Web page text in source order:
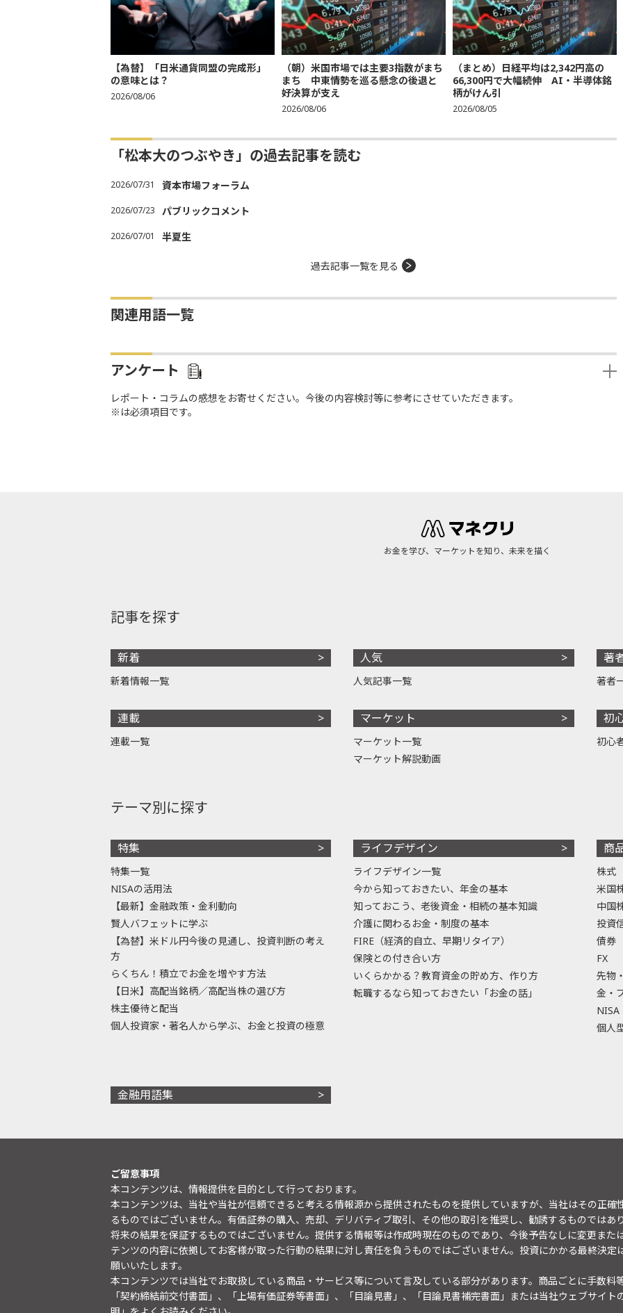
【為替】「日米通貨同盟の完成形」
の意味とは？
2026/08/06
（朝）米国市場では主要3指数がまち
まち 中東情勢を巡る懸念の後退と
好決算が支え
2026/08/06
（まとめ）日経平均は2,342円高の
66,300円で大幅続伸 AI・半導体銘
柄がけん引
2026/08/05
「松本大のつぶやき」の過去記事を読む
2026/07/31 資本市場フォーラム
2026/07/23 パブリックコメント
2026/07/01 半夏生
過去記事一覧を見る
関連用語一覧
アンケート
レポート・コラムの感想をお寄せください。今後の内容検討等に参考にさせていただきます。
※は必須項目です。
お金を学び、マーケットを知り、未来を描く
記事を探す
新着
新着情報一覧
連載
連載一覧
人気
人気記事一覧
マーケット
マーケット一覧
マーケット解説動画
著
著者
初
初心
テーマ別に探す
特集
特集一覧
NISAの活用法
【最新】金融政策・金利動向
賢人バフェットに学ぶ
【為替】米ドル円今後の見通し、投資判断の考え
方
らくちん！積立でお金を増やす方法
【日米】高配当銘柄／高配当株の選び方
株主優待と配当
個人投資家・著名人から学ぶ、お金と投資の極意
ライフデザイン
ライフデザイン一覧
今から知っておきたい、年金の基本
知っておこう、老後資金・相続の基本知識
介護に関わるお金・制度の基本
FIRE（経済的自立、早期リタイア）
保険との付き合い方
いくらかかる？教育資金の貯め方、作り方
転職するなら知っておきたい「お金の話」
商
株式
米国
中国
投資
債券
FX
先物
金・
NISA
個人
金融用語集
ご留意事項
本コンテンツは、情報提供を目的として行っております。
本コンテンツは、当社や当社が信頼できると考える情報源から提供されたものを提供していますが、当社はその正
るものではございません。有価証券の購入、売却、デリバティブ取引、その他の取引を推奨し、勧誘するものでは
将来の結果を保証するものではございません。提供する情報等は作成時現在のものであり、今後予告なしに変更また
テンツの内容に依拠してお客様が取った行動の結果に対し責任を負うものではございません。投資にかかる最終決
願いいたします。
本コンテンツでは当社でお取扱している商品・サービス等について言及している部分があります。商品ごとに手数料
「契約締結前交付書面」、「上場有価証券等書面」、「目論見書」、「目論見書補完書面」または当社ウェブサイト